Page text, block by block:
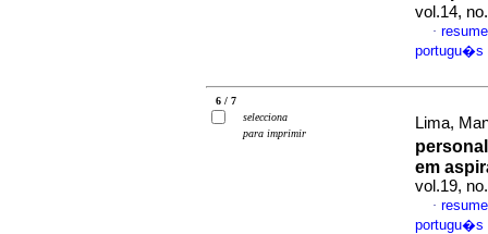
vol.14,
·
portugu�s
6 / 7
selecciona
para imprimir
Lima,
em
vol.19,
·
portugu�s